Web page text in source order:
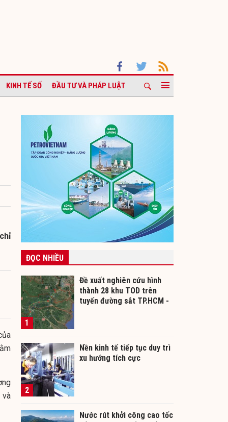
KINH TẾ SỐ ĐẦU TƯ VÀ PHÁP LUẬT
và
ĐỌC NHIỀU
1
Đề xuất nghiên cứu hình
thành 28 khu TOD trên
tuyến đường sắt TP.HCM -
2
Nền kinh tế tiếp tục duy trì
xu hướng tích cực
Nước rút khởi công cao tốc